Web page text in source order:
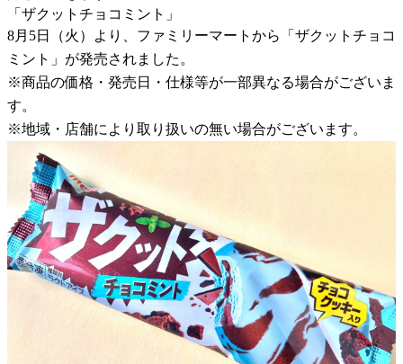
「ザクットチョコミント」
8月5日（火）より、ファミリーマートから「ザクットチョコ
ミント」が発売されました。
※商品の価格・発売日・仕様等が一部異なる場合がございま
す。
※地域・店舗により取り扱いの無い場合がございます。